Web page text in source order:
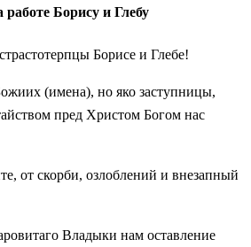
Борису и Глебу
Борисе и Глебе!
(имена), но яко заступницы,
пред Христом Богом нас
от скорби, озлоблений и внезапный
Владыки нам оставление